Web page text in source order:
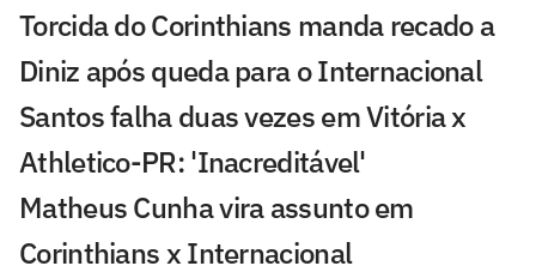
Torcida do Corinthians manda recado a
Diniz após queda para o Internacional
Santos falha duas vezes em Vitória x
Athletico-PR: 'Inacreditável'
Matheus Cunha vira assunto em
Corinthians x Internacional